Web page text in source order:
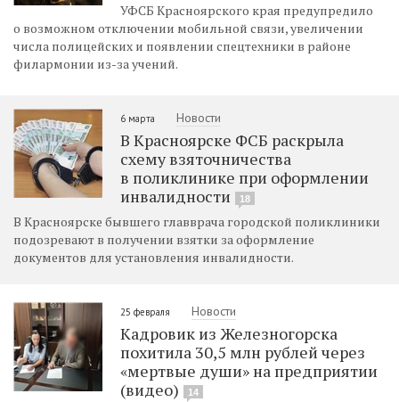
УФСБ Красноярского края предупредило
о возможном отключении мобильной связи, увеличении
числа полицейских и появлении спецтехники в районе
филармонии из-за учений.
6 марта Новости
В Красноярске ФСБ раскрыла
схему взяточничества
в поликлинике при оформлении
инвалидности
18
В Красноярске бывшего главврача городской поликлиники
подозревают в получении взятки за оформление
документов для установления инвалидности.
25 февраля Новости
Кадровик из Железногорска
похитила 30,5 млн рублей через
«мертвые души» на предприятии
(видео)
14